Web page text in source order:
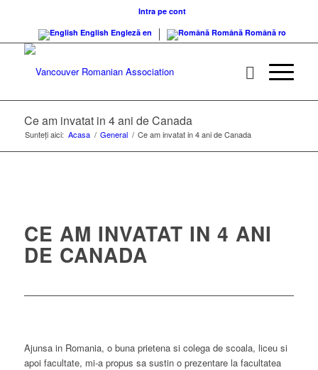
Intra pe cont
English Engleză en Română Română ro
Ce am invatat in 4 ani de Canada
Sunteți aici: Acasa / General / Ce am invatat in 4 ani de Canada
CE AM INVATAT IN 4 ANI
DE CANADA
Ajunsa in Romania, o buna prietena si colega de scoala, liceu si
apoi facultate, mi-a propus sa sustin o prezentare la facultatea